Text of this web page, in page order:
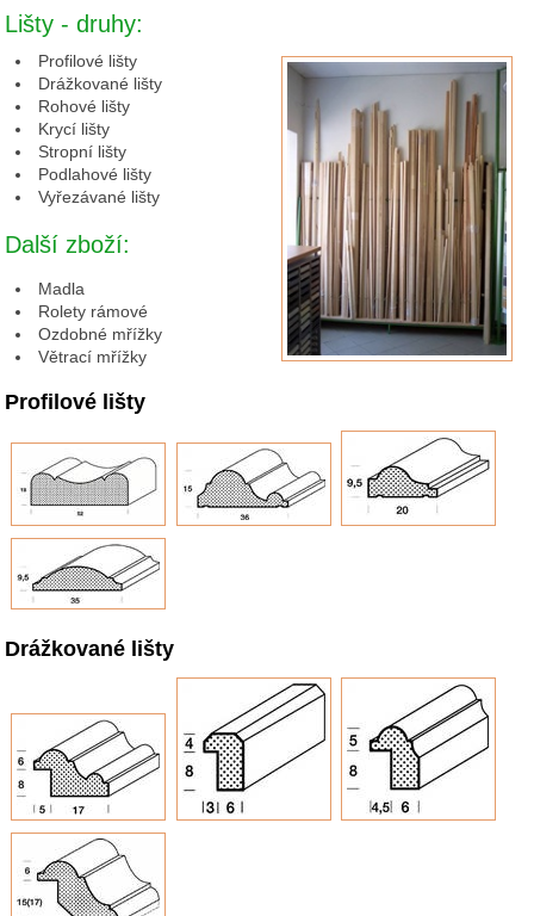
Lišty - druhy:
Profilové lišty
Drážkované lišty
Rohové lišty
Krycí lišty
Stropní lišty
Podlahové lišty
Vyřezávané lišty
Další zboží:
Madla
Rolety rámové
Ozdobné mřížky
Větrací mřížky
Profilové lišty
Drážkované lišty